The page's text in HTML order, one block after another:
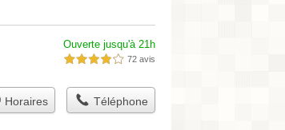
Ouverte jusqu'à 21h
4,0 étoiles sur 5 72 avis
Horaires Téléphone